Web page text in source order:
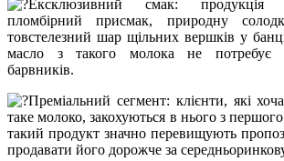
Ексклюзивний смак:
пломбірний присмак, природну
товстелезний шар щільних вершків у
масло з такого молока не потребує
барвників.
Преміальний сегмент: клієнти, які
таке молоко, закохуються в нього з
такий продукт значно перевищують
продавати його дорожче за